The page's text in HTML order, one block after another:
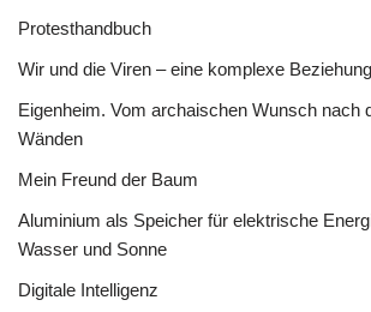
Protesthandbuch
Wir und die Viren – eine komplexe Beziehung
Eigenheim. Vom archaischen Wunsch nach
Wänden
Mein Freund der Baum
Aluminium als Speicher für elektrische
Wasser und Sonne
Digitale Intelligenz